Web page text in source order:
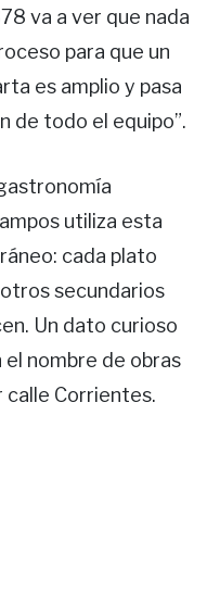
va a ver que nada
para que un
es amplio y pasa
de todo el equipo”.
utiliza esta
cada plato
secundarios
Un dato curioso
nombre de obras
calle Corrientes.